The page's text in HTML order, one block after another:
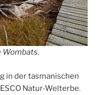
Wombats.
in der tasmanischen
Natur-Welterbe.